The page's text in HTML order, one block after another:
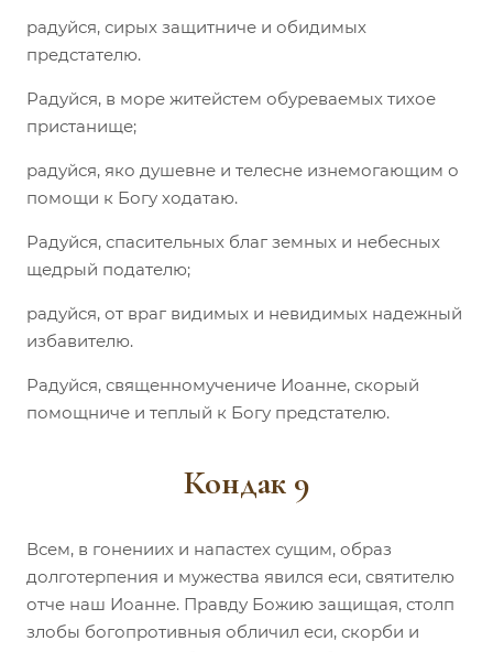
радуйся, сирых защитниче и обидимых
предстателю.
Радуйся, в море житейстем обуреваемых тихое
пристанище;
радуйся, яко душевне и телесне изнемогающим о
помощи к Богу ходатаю.
Радуйся, спасительных благ земных и небесных
щедрый подателю;
радуйся, от враг видимых и невидимых надежный
избавителю.
Радуйся, священномучениче Иоанне, скорый
помощниче и теплый к Богу предстателю.
Кондак 9
Всем, в гонениих и напастех сущим, образ
долготерпения и мужества явился еси, святителю
отче наш Иоанне. Правду Божию защищая, столп
злобы богопротивныя обличил еси, скорби и